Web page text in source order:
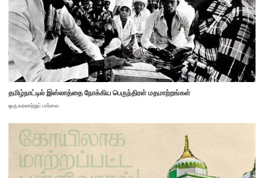
தமிழ்நாட்டில் இஸ்லாத்தை நோக்கிய பெருந்திரள் மதமாற்றங்கள்
ஒரு வரலாற்றுப் பார்வை